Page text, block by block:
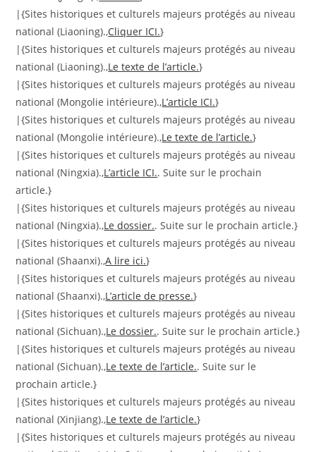
|{Sites historiques et culturels majeurs protégés au niveau
national (Liaoning).,Cliquer ICI.}
|{Sites historiques et culturels majeurs protégés au niveau
national (Liaoning).,Le texte de l’article.}
|{Sites historiques et culturels majeurs protégés au niveau
national (Mongolie intérieure).,L’article ICI.}
|{Sites historiques et culturels majeurs protégés au niveau
national (Mongolie intérieure).,Le texte de l’article.}
|{Sites historiques et culturels majeurs protégés au niveau
national (Ningxia).,L’article ICI.. Suite sur le prochain
article.}
|{Sites historiques et culturels majeurs protégés au niveau
national (Ningxia).,Le dossier.. Suite sur le prochain article.}
|{Sites historiques et culturels majeurs protégés au niveau
national (Shaanxi).,A lire ici.}
|{Sites historiques et culturels majeurs protégés au niveau
national (Shaanxi).,L’article de presse.}
|{Sites historiques et culturels majeurs protégés au niveau
national (Sichuan).,Le dossier.. Suite sur le prochain article.}
|{Sites historiques et culturels majeurs protégés au niveau
national (Sichuan).,Le texte de l’article.. Suite sur le
prochain article.}
|{Sites historiques et culturels majeurs protégés au niveau
national (Xinjiang).,Le texte de l’article.}
|{Sites historiques et culturels majeurs protégés au niveau